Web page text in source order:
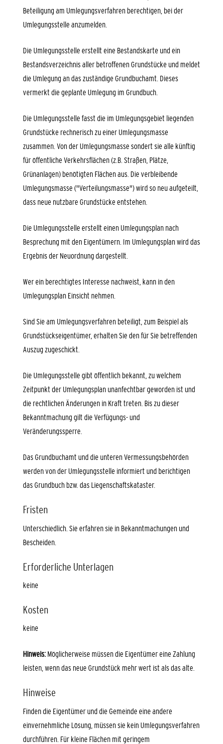
Beteiligung am Umlegungsverfahren berechtigen, bei der
Umlegungsstelle anzumelden.
Die Umlegungsstelle erstellt eine Bestandskarte und ein
Bestandsverzeichnis aller betroffenen Grundstücke und meldet
die Umlegung an das zuständige Grundbuchamt. Dieses
vermerkt die geplante Umlegung im Grundbuch.
Die Umlegungsstelle fasst die im Umlegungsgebiet liegenden
Grundstücke rechnerisch zu einer Umlegungsmasse
zusammen. Von der Umlegungsmasse sondert sie alle künftig
für öffentliche Verkehrsflächen(z.B. Straßen, Plätze,
Grünanlagen) benötigten Flächen aus. Die verbleibende
Umlegungsmasse ("Verteilungsmasse") wird so neu aufgeteilt,
dass neue nutzbare Grundstücke entstehen.
Die Umlegungsstelle erstellt einen Umlegungsplan nach
Besprechung mit den Eigentümern. Im Umlegungsplan wird das
Ergebnis der Neuordnung dargestellt.
Wer ein berechtigtes Interesse nachweist, kann in den
Umlegungsplan Einsicht nehmen.
Sind Sie am Umlegungsverfahren beteiligt, zum Beispiel als
Grundstückseigentümer, erhalten Sie den für Sie betreffenden
Auszug zugeschickt.
Die Umlegungsstelle gibt öffentlich bekannt, zu welchem
Zeitpunkt der Umlegungsplan unanfechtbar geworden ist und
die rechtlichen Änderungen in Kraft treten. Bis zu dieser
Bekanntmachung gilt die Verfügungs- und
Veränderungssperre.
Das Grundbuchamt und die unteren Vermessungsbehörden
werden von der Umlegungsstelle informiert und berichtigen
das Grundbuch bzw. das Liegenschaftskataster.
Fristen
Unterschiedlich. Sie erfahren sie in Bekanntmachungen und
Bescheiden.
Erforderliche Unterlagen
keine
Kosten
keine
Hinweis: Möglicherweise müssen die Eigentümer eine Zahlung
leisten, wenn das neue Grundstück mehr wert ist als das alte.
Hinweise
Finden die Eigentümer und die Gemeinde eine andere
einvernehmliche Lösung, müssen sie kein Umlegungsverfahren
durchführen. Für kleine Flächen mit geringem